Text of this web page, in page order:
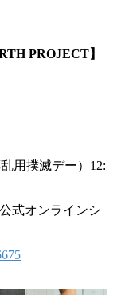
PROJECT】
用撲滅デー）12:
式オンラインシ